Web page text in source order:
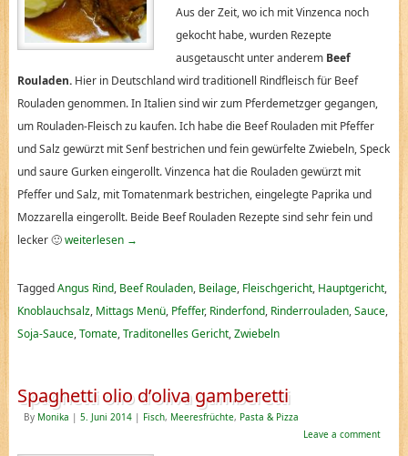
Aus der Zeit, wo ich mit Vinzenca noch
gekocht habe, wurden Rezepte
ausgetauscht unter anderem Beef
Rouladen. Hier in Deutschland wird traditionell Rindfleisch für Beef
Rouladen genommen. In Italien sind wir zum Pferdemetzger gegangen,
um Rouladen-Fleisch zu kaufen. Ich habe die Beef Rouladen mit Pfeffer
und Salz gewürzt mit Senf bestrichen und fein gewürfelte Zwiebeln, Speck
und saure Gurken eingerollt. Vinzenca hat die Rouladen gewürzt mit
Pfeffer und Salz, mit Tomatenmark bestrichen, eingelegte Paprika und
Mozzarella eingerollt. Beide Beef Rouladen Rezepte sind sehr fein und
lecker 🙂weiterlesen →
TaggedAngus Rind, Beef Rouladen, Beilage, Fleischgericht, Hauptgericht,
Knoblauchsalz, Mittags Menü, Pfeffer, Rinderfond, Rinderrouladen,Sauce,
Soja-Sauce,Tomate,Traditonelles Gericht,Zwiebeln
Spaghetti olio d’oliva gamberetti
By Monika | 5. Juni 2014 | Fisch, Meeresfrüchte, Pasta & Pizza
Leave a comment